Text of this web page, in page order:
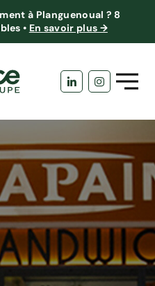
à Planguenoual ? 8
• En savoir plus →